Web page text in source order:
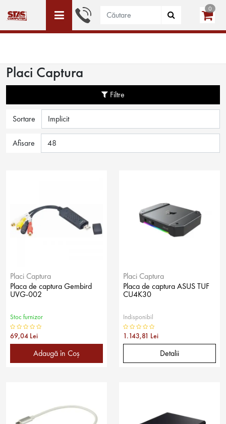
ACEST SITE ESTE DEDICAT DOAR PERSOANELE JURIDICE
CREEAZĂ CONT
0
Placi Captura
Filtre
Sortare
Afisare
Placi Captura
Placa de captura Gembird
UVG-002
Stoc furnizor
69,04 Lei
Adaugă în Coş
Placi Captura
Placa de captura ASUS TUF
CU4K30
Indisponibil
1.143,81 Lei
Detalii